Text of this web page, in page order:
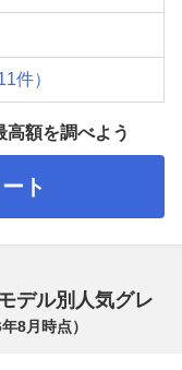
件）
額を調べよう
ト
デル別人気グレ
8月 時点）